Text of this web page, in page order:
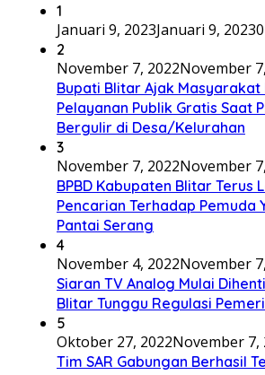
1
Januari 9, 2023Januari 9, 2023
2
November 7, 2022November
Bupati Blitar Ajak
Pelayanan Publik Gratis Saat
Bergulir di Desa/Kelurahan
3
November 7, 2022November
BPBD Kabupaten Blitar Terus
Pencarian Terhadap Pemuda
Pantai Serang
4
November 4, 2022November
Siaran TV Analog Mulai
Blitar Tunggu Regulasi
5
Oktober 27, 2022November 7,
Tim SAR Gabungan Berhasil